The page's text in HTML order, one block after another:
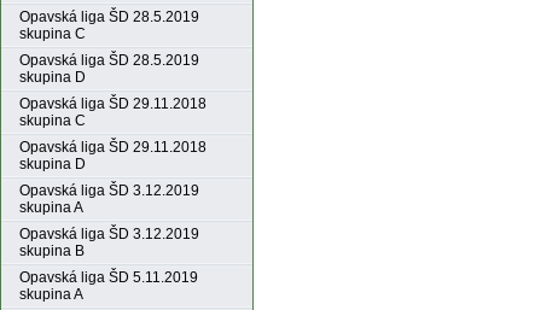
Opavská liga ŠD 28.5.2019
skupina C
Opavská liga ŠD 28.5.2019
skupina D
Opavská liga ŠD 29.11.2018
skupina C
Opavská liga ŠD 29.11.2018
skupina D
Opavská liga ŠD 3.12.2019
skupina A
Opavská liga ŠD 3.12.2019
skupina B
Opavská liga ŠD 5.11.2019
skupina A